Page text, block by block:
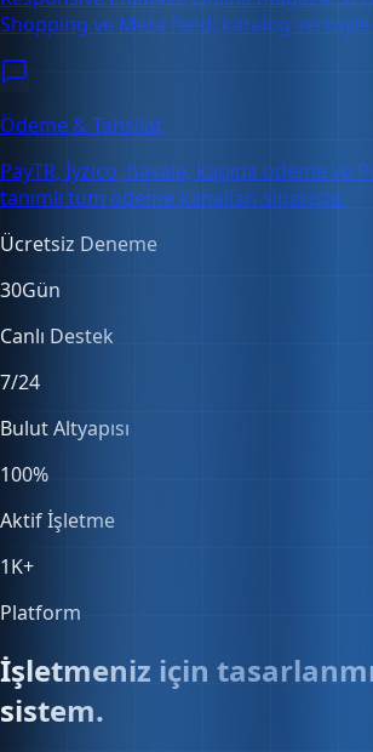
Ödeme & Tahsilat
PayTR, İyzico, havale, kapıda ödeme ve
tanımlı tüm ödeme kanalları siparişte.
Ücretsiz Deneme
30Gün
Canlı Destek
7/24
Bulut Altyapısı
100%
Aktif İşletme
1K+
Platform
İşletmeniz için
sistem.
Satıştan muhasebeye, stoktan